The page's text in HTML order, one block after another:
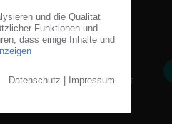
Führungskräfte der
die Preisentwicklung für